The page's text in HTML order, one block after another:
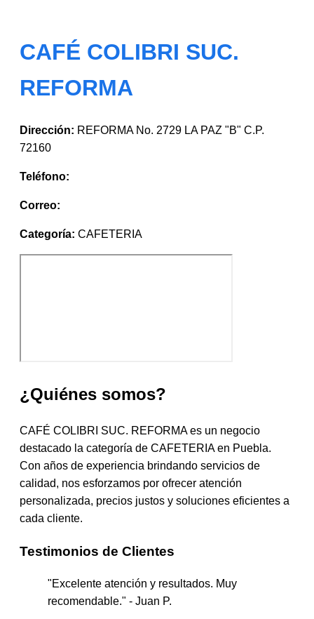
CAFÉ COLIBRI SUC.
REFORMA
Dirección: REFORMA No. 2729 LA PAZ "B" C.P.
72160
Teléfono:
Correo:
Categoría: CAFETERIA
¿Quiénes somos?
CAFÉ COLIBRI SUC. REFORMA es un negocio
destacado la categoría de CAFETERIA en Puebla.
Con años de experiencia brindando servicios de
calidad, nos esforzamos por ofrecer atención
personalizada, precios justos y soluciones eficientes a
cada cliente.
Testimonios de Clientes
"Excelente atención y resultados. Muy
recomendable." - Juan P.